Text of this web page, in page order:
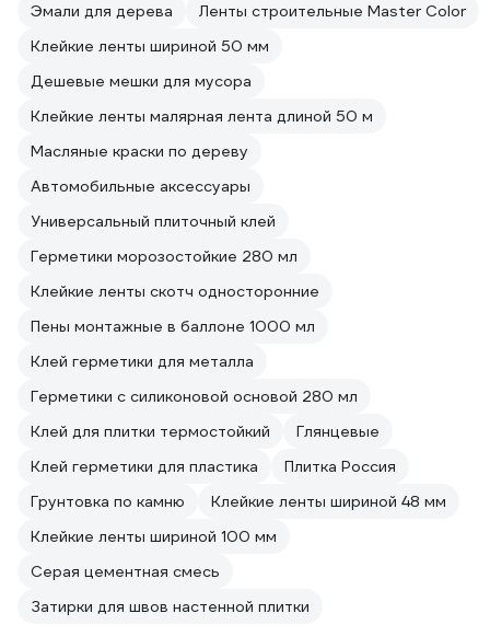
Эмали для дерева
Ленты строительные Master Color
Клейкие ленты шириной 50 мм
Дешевые мешки для мусора
Клейкие ленты малярная лента длиной 50 м
Масляные краски по дереву
Автомобильные аксессуары
Универсальный плиточный клей
Герметики морозостойкие 280 мл
Клейкие ленты скотч односторонние
Пены монтажные в баллоне 1000 мл
Клей герметики для металла
Герметики с силиконовой основой 280 мл
Клей для плитки термостойкий
Глянцевые
Клей герметики для пластика
Плитка Россия
Грунтовка по камню
Клейкие ленты шириной 48 мм
Клейкие ленты шириной 100 мм
Серая цементная смесь
Затирки для швов настенной плитки